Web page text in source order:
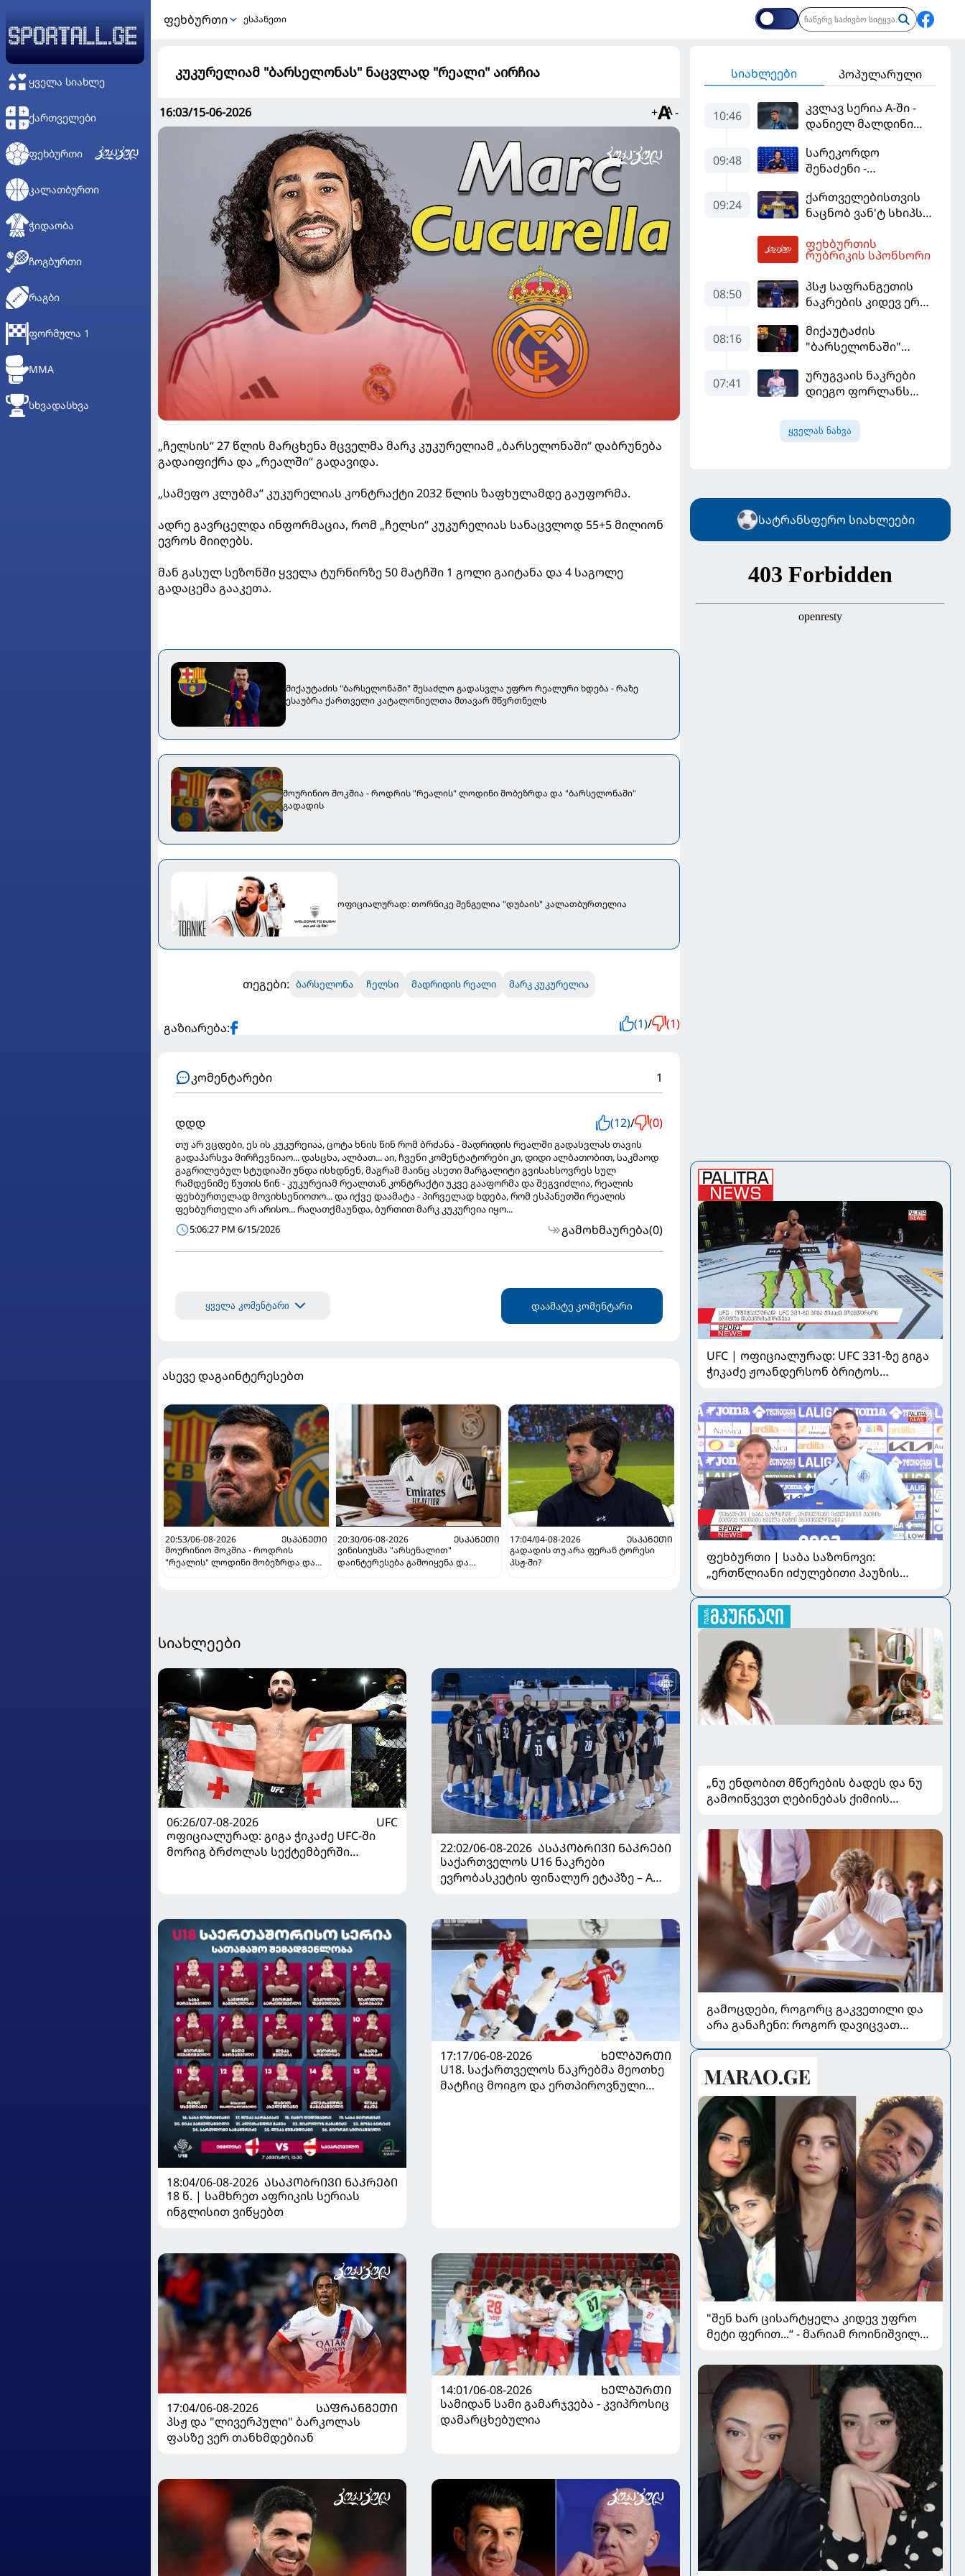
ᲧᲕᲔᲚᲐ ᲡᲘᲐᲮᲚᲔ
ᲥᲐᲠᲗᲕᲔᲚᲔᲑᲘ
ᲤᲔᲮᲑᲣᲠᲗᲘ
ᲙᲐᲚᲐᲗᲑᲣᲠᲗᲘ
ᲭᲘᲓᲐᲝᲑᲐ
ᲩᲝᲒᲑᲣᲠᲗᲘ
ᲠᲐᲒᲑᲘ
ᲤᲝᲠᲛᲣᲚᲐ 1
MMA
ᲡᲮᲕᲐᲓᲐᲡᲮᲕᲐ
ᲤᲔᲮᲑᲣᲠᲗᲘ ესპანეთი
კუკურელიამ "ბარსელონას" ნაცვლად "რეალი" აირჩია
16:03/15-06-2026 + -
„ჩელსის“ 27 წლის მარცხენა მცველმა მარკ კუკურელიამ „ბარსელონაში“ დაბრუნება
გადაიფიქრა და „რეალში“ გადავიდა.
„სამეფო კლუბმა“ კუკურელიას კონტრაქტი 2032 წლის ზაფხულამდე გაუფორმა.
ადრე გავრცელდა ინფორმაცია, რომ „ჩელსი“ კუკურელიას სანაცვლოდ 55+5 მილიონ
ევროს მიიღებს.
მან გასულ სეზონში ყველა ტურნირზე 50 მატჩში 1 გოლი გაიტანა და 4 საგოლე
გადაცემა გააკეთა.
მიქაუტაძის "ბარსელონაში" შესაძლო გადასვლა უფრო რეალური ხდება - რაზე
ესაუბრა ქართველი კატალონიელთა მთავარ მწვრთნელს
მოურინიო შოკშია - როდრის "რეალის" ლოდინი მობეზრდა და "ბარსელონაში"
გადადის
ოფიციალურად: თორნიკე შენგელია "დუბაის" კალათბურთელია
თეგები: ბარსელონა ჩელსი მადრიდის რეალი მარკ კუკურელია
გაზიარება: (1)/ (1)
კომენტარები 1
დდდ (12)/ (0)
თუ არ ვცდები, ეს ის კუკურეიაა, ცოტა ხნის წინ რომ ბრძანა - მადრიდის რეალში გადასვლას თავის
გადაპარსვა მირჩევნიაო... დასცხა, ალბათ... აი, ჩვენი კომენტატორები კი, დიდი ალბათობით, საკმაოდ
გაგრილებულ სტუდიაში უნდა ისხდნენ, მაგრამ მაინც ასეთი მარგალიტი გვისახსოვრეს სულ
რამდენიმე წუთის წინ - კუკურეიამ რეალთან კონტრაქტი უკვე გააფორმა და შეგვიძლია, რეალის
ფეხბურთელად მოვიხსენიოთო... და იქვე დაამატა - პირველად ხდება, რომ ესპანეთში რეალის
ფეხბურთელი არ არისო... რაღათქმაუნდა, ბურთით მარკ კუკურეია იყო...
5:06:27 PM 6/15/2026
გამოხმაურება(0)
ყველა კომენტარი დაამატე კომენტარი
ასევე დაგაინტერესებთ
20:53/06-08-2026
ᲔᲡᲞᲐᲜᲔᲗᲘ
მოურინიო შოკშია - როდრის
"რეალის" ლოდინი მობეზრდა და
20:30/06-08-2026
ᲔᲡᲞᲐᲜᲔᲗᲘ
ვინისიუსმა "არსენალით"
დაინტერესება გამოიყენა და
17:04/04-08-2026
ᲔᲡᲞᲐᲜᲔᲗᲘ
გადადის თუ არა ფერან ტორესი
პსჟ-ში?
სიახლეები
06:26/07-08-2026
UFC
ოფიციალურად: გიგა ჭიკაძე UFC-ში
მორიგ ბრძოლას სექტემბერში
22:02/06-08-2026 ᲐᲡᲐᲙᲝᲑᲠᲘᲕᲘ ᲜᲐᲙᲠᲔᲑᲘ
საქართველოს U16 ნაკრები
ევრობასკეტის ფინალურ ეტაპზე – A
18:04/06-08-2026 ᲐᲡᲐᲙᲝᲑᲠᲘᲕᲘ ᲜᲐᲙᲠᲔᲑᲘ
18 წ. | სამხრეთ აფრიკის სერიას
ინგლისით ვიწყებთ
17:17/06-08-2026
ᲮᲔᲚᲑᲣᲠᲗᲘ
U18. საქართველოს ნაკრებმა მეოთხე
მატჩიც მოიგო და ერთპიროვნული
17:04/06-08-2026
ᲡᲐᲤᲠᲐᲜᲒᲔᲗᲘ
პსჟ და "ლივერპული" ბარკოლას
ფასზე ვერ თანხმდებიან
14:01/06-08-2026
ᲮᲔᲚᲑᲣᲠᲗᲘ
სამიდან სამი გამარჯვება - კვიპროსიც
დამარცხებულია
სიახლეები პოპულარული
10:46
კვლავ სერია A-ში -
დანიელ მალდინი
ღირსებას დაიცავს
09:48
სარეკორდო
შენაძენი -
ლიგის მორიგ გუნდში
გადავიდა
09:24
ქართველებისთვის
ნაცნობ ვან'ტ სხიპს
ჩააბარეს
ფეხბურთის
რუბრიკის სპონსორი
08:50
პსჟ საფრანგეთის
ნაკრების კიდევ ერთი
დამატებას გეგმავს
08:16
მიქაუტაძის
"ბარსელონაში"
უფრო რეალური
ხდება - რაზე ესაუბრა
კატალონიელთა
მთავარ მწვრთნელს
07:41
ურუგვაის ნაკრები
დიეგო ფორლანს
ყველას ნახვა
სატრანსფერო სიახლეები
UFC | ოფიციალურად: UFC 331-ზე გიგა
ჭიკაძე ჟოანდერსონ ბრიტოს
ფეხბურთი | საბა საზონოვი:
„ერთწლიანი იძულებითი პაუზის
მნიშვნელოვანია“
„ნუ ენდობით მწერების ბადეს და ნუ
გამოიწვევთ ღებინებას ქიმიის
ბავშვი კრიტიკულ სიტუაციაში,
პედიატრ სალომე ახვლედიანის
რჩევები
გამოცდები, როგორც გაკვეთილი და
არა განაჩენი: როგორ დავიცვათ
"შენ ხარ ცისარტყელა კიდევ უფრო
მეტი ფერით...“ - მარიამ როინიშვილის